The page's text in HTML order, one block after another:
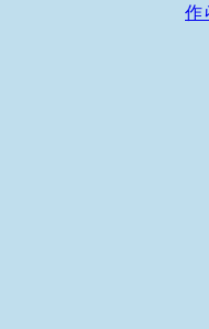
作